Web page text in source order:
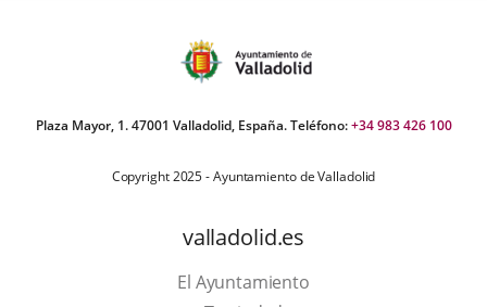
Plaza Mayor, 1. 47001 Valladolid, España. Teléfono:+34 983 426 100
Copyright 2025 - Ayuntamiento de Valladolid
valladolid.es
El Ayuntamiento